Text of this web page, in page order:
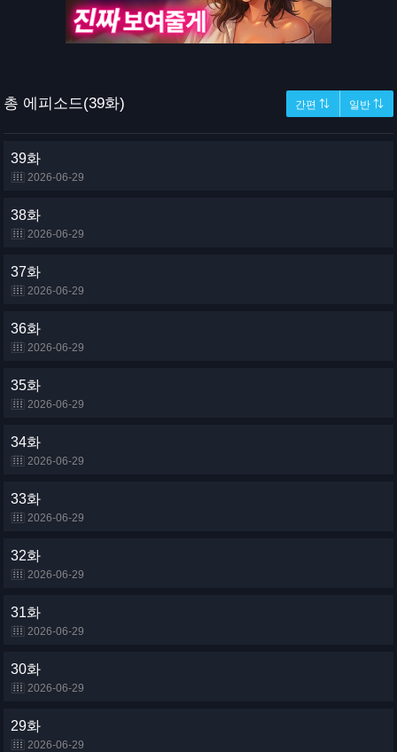
총 에피소드(39화) 간편 ⇅ 일반 ⇅
39화
2026-06-29
38화
2026-06-29
37화
2026-06-29
36화
2026-06-29
35화
2026-06-29
34화
2026-06-29
33화
2026-06-29
32화
2026-06-29
31화
2026-06-29
30화
2026-06-29
29화
2026-06-29